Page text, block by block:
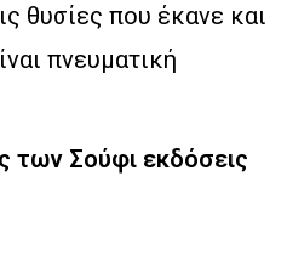
θυσίες που έκανε και
πνευματική
των Σούφι εκδόσεις